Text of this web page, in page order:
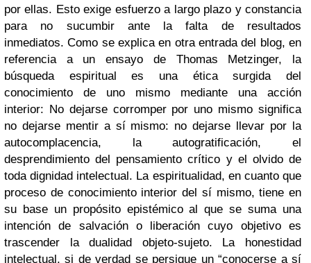
por ellas. Esto exige esfuerzo a largo plazo y constancia
para no sucumbir ante la falta de resultados
inmediatos. Como se explica en otra entrada del blog, en
referencia a un ensayo de Thomas Metzinger, la
búsqueda espiritual es una ética surgida del
conocimiento de uno mismo mediante una acción
interior: No dejarse corromper por uno mismo significa
no dejarse mentir a sí mismo: no dejarse llevar por la
autocomplacencia, la autogratificación, el
desprendimiento del pensamiento crítico y el olvido de
toda dignidad intelectual. La espiritualidad, en cuanto que
proceso de conocimiento interior del sí mismo, tiene en
su base un propósito epistémico al que se suma una
intención de salvación o liberación cuyo objetivo es
trascender la dualidad objeto-sujeto. La honestidad
intelectual, si de verdad se persigue un “conocerse a sí